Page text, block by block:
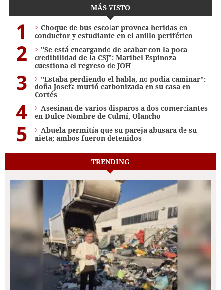
MÁS VISTO
1
Choque de bus escolar provoca heridas en
conductor y estudiante en el anillo periférico
2
"Se está encargando de acabar con la poca
credibilidad de la CSJ": Maribel Espinoza
cuestiona el regreso de JOH
3
"Estaba perdiendo el habla, no podía caminar":
doña Josefa murió carbonizada en su casa en
Cortés
4
Asesinan de varios disparos a dos comerciantes
en Dulce Nombre de Culmí, Olancho
5
Abuela permitía que su pareja abusara de su
nieta; ambos fueron detenidos
TRENDING